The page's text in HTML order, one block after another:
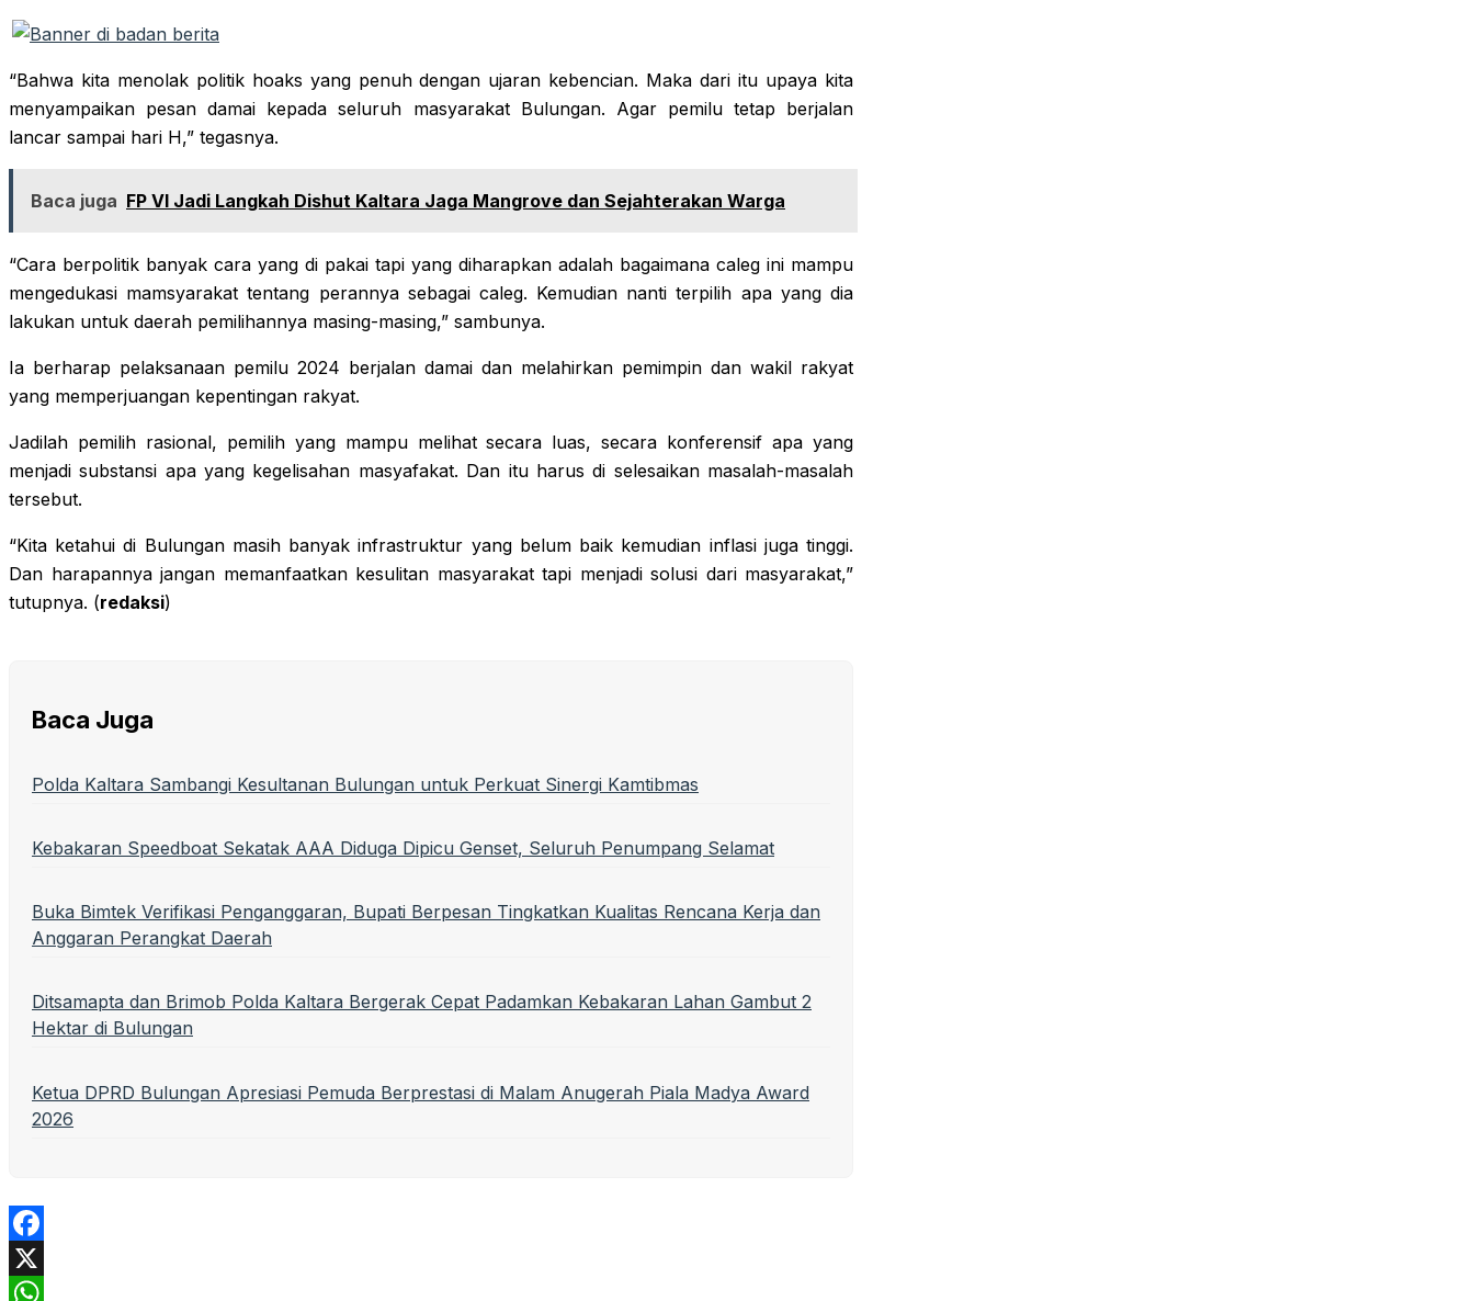
“Bahwa kita menolak politik hoaks yang penuh dengan ujaran kebencian. Maka dari itu upaya kita
menyampaikan pesan damai kepada seluruh masyarakat Bulungan. Agar pemilu tetap berjalan
lancar sampai hari H,” tegasnya.
Baca juga FP VI Jadi Langkah Dishut Kaltara Jaga Mangrove dan Sejahterakan Warga
“Cara berpolitik banyak cara yang di pakai tapi yang diharapkan adalah bagaimana caleg ini mampu
mengedukasi mamsyarakat tentang perannya sebagai caleg. Kemudian nanti terpilih apa yang dia
lakukan untuk daerah pemilihannya masing-masing,” sambunya.
Ia berharap pelaksanaan pemilu 2024 berjalan damai dan melahirkan pemimpin dan wakil rakyat
yang memperjuangan kepentingan rakyat.
Jadilah pemilih rasional, pemilih yang mampu melihat secara luas, secara konferensif apa yang
menjadi substansi apa yang kegelisahan masyafakat. Dan itu harus di selesaikan masalah-masalah
tersebut.
“Kita ketahui di Bulungan masih banyak infrastruktur yang belum baik kemudian inflasi juga tinggi.
Dan harapannya jangan memanfaatkan kesulitan masyarakat tapi menjadi solusi dari masyarakat,”
tutupnya. (redaksi)
Baca Juga
Polda Kaltara Sambangi Kesultanan Bulungan untuk Perkuat Sinergi Kamtibmas
Kebakaran Speedboat Sekatak AAA Diduga Dipicu Genset, Seluruh Penumpang Selamat
Buka Bimtek Verifikasi Penganggaran, Bupati Berpesan Tingkatkan Kualitas Rencana Kerja dan
Anggaran Perangkat Daerah
Ditsamapta dan Brimob Polda Kaltara Bergerak Cepat Padamkan Kebakaran Lahan Gambut 2
Hektar di Bulungan
Ketua DPRD Bulungan Apresiasi Pemuda Berprestasi di Malam Anugerah Piala Madya Award
2026
Facebook
X